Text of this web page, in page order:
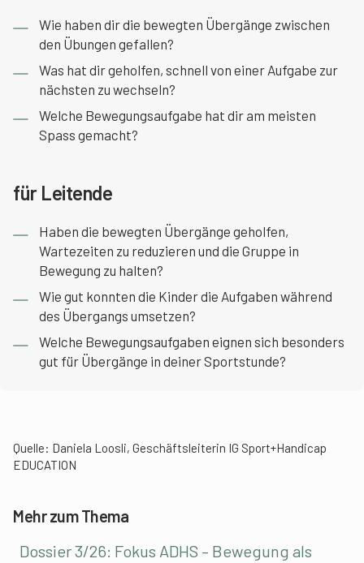
Wie haben dir die bewegten Übergänge zwischen
den Übungen gefallen?
Was hat dir geholfen, schnell von einer Aufgabe zur
nächsten zu wechseln?
Welche Bewegungsaufgabe hat dir am meisten
Spass gemacht?
für Leitende
Haben die bewegten Übergänge geholfen,
Wartezeiten zu reduzieren und die Gruppe in
Bewegung zu halten?
Wie gut konnten die Kinder die Aufgaben während
des Übergangs umsetzen?
Welche Bewegungsaufgaben eignen sich besonders
gut für Übergänge in deiner Sportstunde?
Quelle: Daniela Loosli, Geschäftsleiterin IG Sport+Handicap
EDUCATION
Mehr zum Thema
Dossier 3/26: Fokus ADHS – Bewegung als